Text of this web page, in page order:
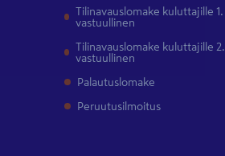
Tilinavauslomake kuluttajille 1.
vastuullinen
Tilinavauslomake kuluttajille 2.
vastuullinen
Palautuslomake
Peruutusilmoitus